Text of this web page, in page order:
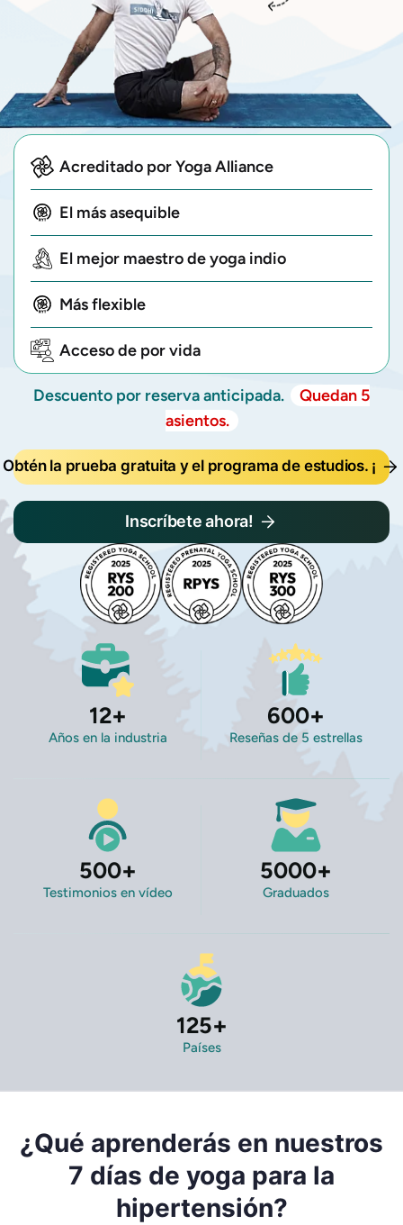
Acreditado por Yoga Alliance
El más asequible
El mejor maestro de yoga indio
Más flexible
Acceso de por vida
Descuento por reserva anticipada.
Quedan 5
asientos.
Obtén la prueba gratuita y el programa de estudios. ¡
Inscríbete ahora!
12+
Años en la industria
600+
Reseñas de 5 estrellas
500+
Testimonios en vídeo
5000+
Graduados
125+
Países
¿Qué aprenderás en nuestros
7 días de yoga para la
hipertensión?